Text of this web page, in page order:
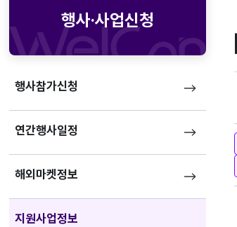
행사·사업신청
행사참가신청
연간행사일정
해외마켓정보
지원사업정보